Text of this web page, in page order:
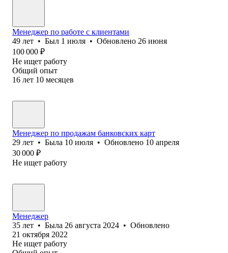
Менеджер по работе с клиентами
49 лет • Был 1 июля • Обновлено 26 июня
100 000 ₽
Не ищет работу
Общий опыт
16 лет 10 месяцев
Менеджер по продажам банковских карт
29 лет • Была 10 июля • Обновлено 10 апреля
30 000 ₽
Не ищет работу
Менеджер
35 лет • Была 26 августа 2024 • Обновлено
21 октября 2022
Не ищет работу